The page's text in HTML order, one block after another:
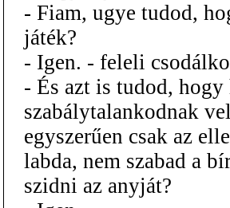
- Fiam, ugye tudod,
játék?
- Igen. - feleli
- És azt is tudod, hogy
szabálytalankodnak
egyszerűen csak az
labda, nem szabad a
szidni az anyját?